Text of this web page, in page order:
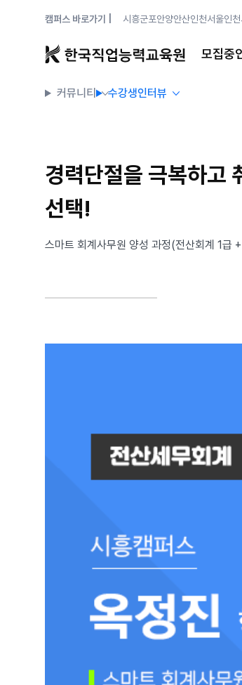
캠퍼스 바로가기 | 시흥군포안양안산인천서울인
모집중
커뮤니티 수강생인터뷰
경력단절을 극복하고
선택!
스마트 회계사무원 양성 과정(전산회계 1급